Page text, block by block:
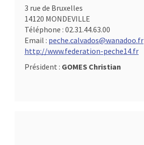
3 rue de Bruxelles
14120 MONDEVILLE
Téléphone : 02.31.44.63.00
Email : peche.calvados@wanadoo.fr
http://www.federation-peche14.fr
Président : GOMES Christian